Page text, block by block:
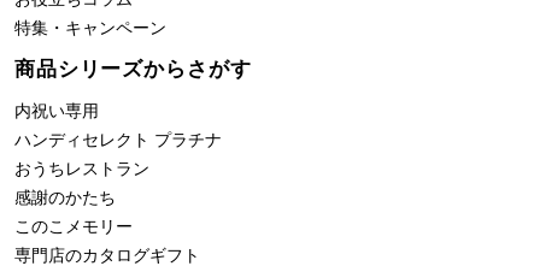
特集・キャンペーン
商品シリーズからさがす
内祝い専用
ハンディセレクト プラチナ
おうちレストラン
感謝のかたち
このこメモリー
専門店のカタログギフト